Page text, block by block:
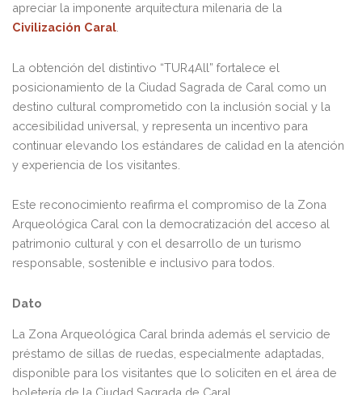
apreciar la imponente arquitectura milenaria de la
Civilización Caral
La obtención del distintivo “TUR4All” fortalece el
posicionamiento de la Ciudad Sagrada de Caral como un
destino cultural comprometido con la inclusión social y la
accesibilidad universal, y representa un incentivo para
continuar elevando los estándares de calidad en la atención
y experiencia de los visitantes.
Este reconocimiento reafirma el compromiso de la Zona
Arqueológica Caral con la democratización del acceso al
patrimonio cultural y con el desarrollo de un turismo
responsable, sostenible e inclusivo para todos.
Dato
La Zona Arqueológica Caral brinda además el servicio de
préstamo de sillas de ruedas, especialmente adaptadas,
disponible para los visitantes que lo soliciten en el área de